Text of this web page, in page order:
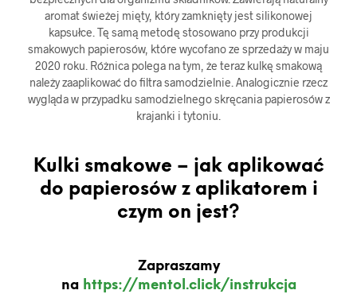
aromat świeżej mięty, który zamknięty jest silikonowej
kapsułce. Tę samą metodę stosowano przy produkcji
smakowych papierosów, które wycofano ze sprzedaży w maju
2020 roku. Różnica polega na tym, że teraz kulkę smakową
należy zaaplikować do filtra samodzielnie. Analogicznie rzecz
wygląda w przypadku samodzielnego skręcania papierosów z
krajanki i tytoniu.
Kulki smakowe – jak aplikować
do papierosów z aplikatorem i
czym on jest?
Zapraszamy
na https://mentol.click/instrukcja